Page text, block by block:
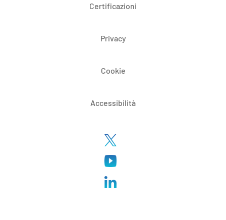
Certificazioni
Privacy
Cookie
Accessibilità